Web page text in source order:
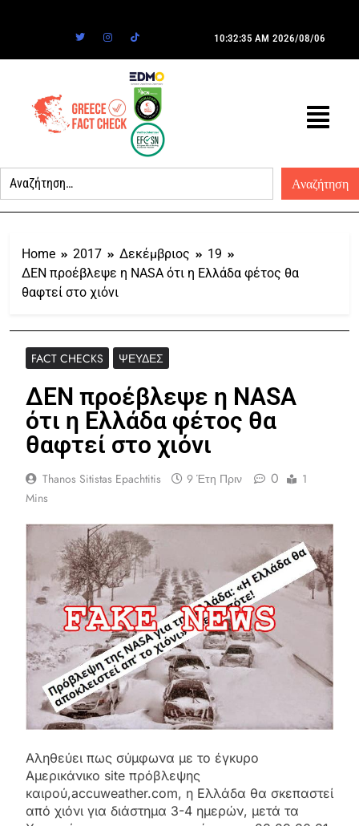
10:32:35 AM 2026/08/06
Home 2017 Δεκέμβριος
19
ΔΕΝ προέβλεψε η NASA ότι η Ελλάδα φέτος θα
θαφτεί στο χιόνι
FACT CHECKS ΨΕΥΔΈΣ
ΔΕΝ προέβλεψε η NASA
ότι η Ελλάδα φέτος θα
θαφτεί στο χιόνι
Thanos Sitistas Epachtitis 9 Έτη Πριν 0
1
Mins
Αληθεύει πως σύμφωνα με το έγκυρο
Αμερικάνικο site πρόβλεψης
καιρού,accuweather.com, η Ελλάδα θα σκεπαστεί
από χιόνι για διάστημα 3-4 ημερών, μετά τα